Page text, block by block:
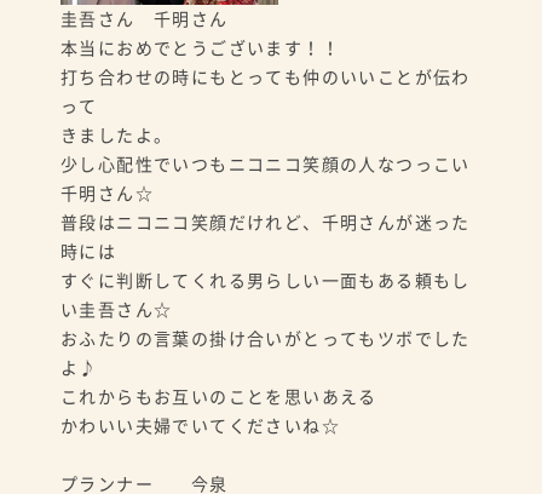
圭吾さん 千明さん
本当におめでとうございます！！
打ち合わせの時にもとっても仲のいいことが伝わ
って
きましたよ。
少し心配性でいつもニコニコ笑顔の人なつっこい
千明さん☆
普段はニコニコ笑顔だけれど、千明さんが迷った
時には
すぐに判断してくれる男らしい一面もある頼もし
い圭吾さん☆
おふたりの言葉の掛け合いがとってもツボでした
よ♪
これからもお互いのことを思いあえる
かわいい夫婦でいてくださいね☆
プランナー 今泉